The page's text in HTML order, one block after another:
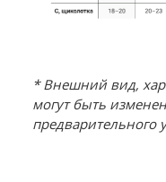
* Внешний вид,
могут быть
предварительного